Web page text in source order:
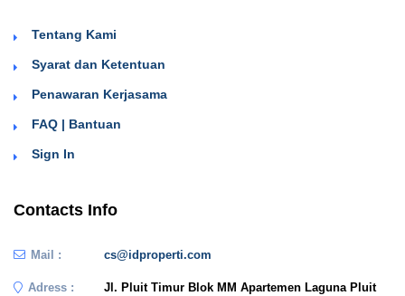
Tentang Kami
Syarat dan Ketentuan
Penawaran Kerjasama
FAQ | Bantuan
Sign In
Contacts Info
Mail : cs@idproperti.com
Adress :
Jl. Pluit Timur Blok MM Apartemen Laguna Pluit